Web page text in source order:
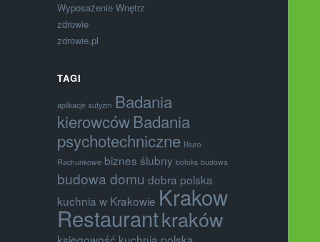
Wyposażenie Wnętrz
zdrowie
zdrowie.pl
TAGI
aplikacje autyzm Badania
kierowcówBadania
psychotechniczne Biuro
Rachunkowe biznes ślubny botoks budowa
budowa domu dobra polska
kuchnia w Krakowie Krakow
Restaurantkraków